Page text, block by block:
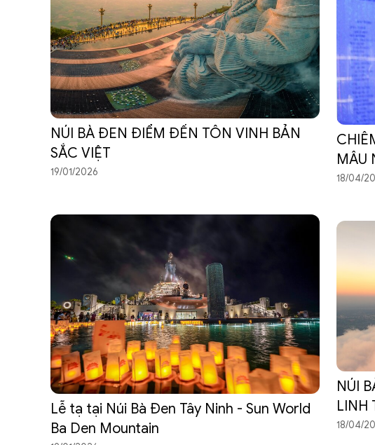
NÚI BÀ ĐEN ĐIỂM ĐẾN TÔN VINH BẢN
SẮC VIỆT
19/01/2026
Lễ tạ tại Núi Bà Đen Tây Ninh - Sun World
Ba Den Mountain
MÂU
NINH
18/04/
NÚI
LINH
HIỆP
18/04/